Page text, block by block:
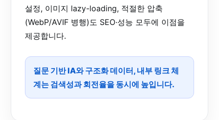
설정, 이미지 lazy-loading, 적절한 압축
(WebP/AVIF 병행)도 SEO·성능 모두에 이점을
제공합니다.
질문 기반 IA와 구조화 데이터, 내부 링크 체
계는 검색성과 회전율을 동시에 높입니다.